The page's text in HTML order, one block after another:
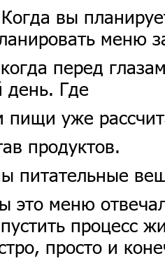
вы
меню
перед
Где
уже
продуктов.
питательные
это меню
процесс
просто и